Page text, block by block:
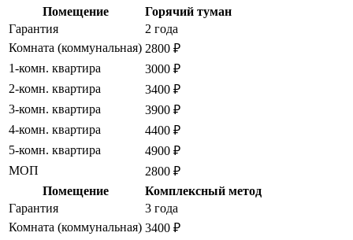
Помещение
Горячий туман
Гарантия
2 года
Комната (коммунальная) 2800 ₽
1-комн. квартира
3000 ₽
2-комн. квартира
3400 ₽
3-комн. квартира
3900 ₽
4-комн. квартира
4400 ₽
5-комн. квартира
4900 ₽
МОП
2800 ₽
Помещение
Комплексный метод
Гарантия
3 года
Комната (коммунальная) 3400 ₽